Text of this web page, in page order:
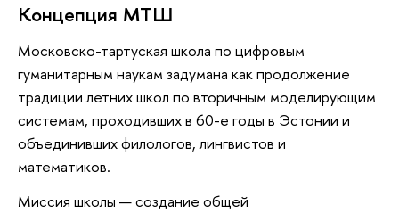
Концепция МТШ
Московско-тартуская школа по цифровым
гуманитарным наукам задумана как продолжение
традиции летних школ по вторичным моделирующим
системам, проходивших в 60-е годы в Эстонии и
объединивших филологов, лингвистов и
математиков.
Миссия школы — создание общей